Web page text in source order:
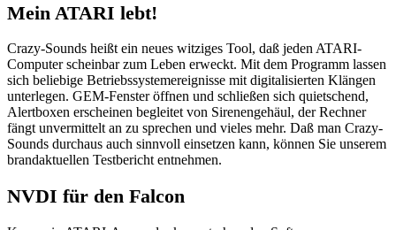
Mein ATARI lebt!
Crazy-Sounds heißt ein neues witziges Tool, daß jeden ATARI-
Computer scheinbar zum Leben erweckt. Mit dem Programm lassen
sich beliebige Betriebssystemereignisse mit digitalisierten Klängen
unterlegen. GEM-Fenster öffnen und schließen sich quietschend,
Alertboxen erscheinen begleitet von Sirenengehäul, der Rechner
fängt unvermittelt an zu sprechen und vieles mehr. Daß man Crazy-
Sounds durchaus auch sinnvoll einsetzen kann, können Sie unserem
brandaktuellen Testbericht entnehmen.
NVDI für den Falcon